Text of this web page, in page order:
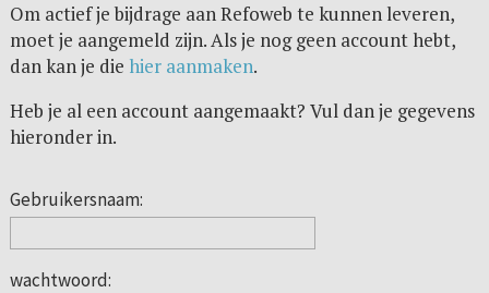
Om actief je bijdrage aan Refoweb te kunnen leveren,
moet je aangemeld zijn. Als je nog geen account hebt,
dan kan je die hier aanmaken.
Heb je al een account aangemaakt? Vul dan je gegevens
hieronder in.
Gebruikersnaam:
wachtwoord: